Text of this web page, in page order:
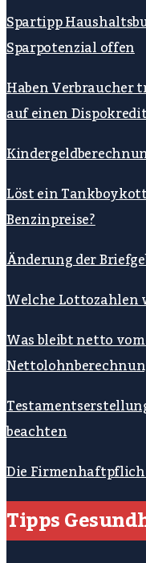
Spartipp
Sparpotenzial offen
Haben Verbraucher
auf einen
Löst ein
Benzinpreise?
Änderung der
Welche Lottozahlen
Was bleibt netto
beachten
Die
Tipps